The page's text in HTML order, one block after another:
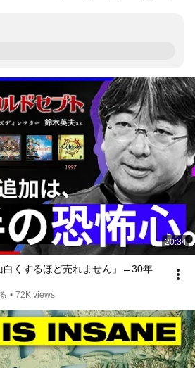
20:34
白くするほど売れません」←30年
• 72K views